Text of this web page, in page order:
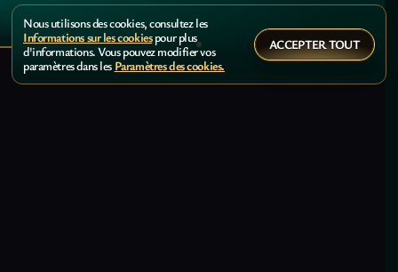
Nous utilisons des cookies, consultez les
Informations sur les cookiespour plus
d'informations. Vous pouvez modifier vos
paramètres dans les Paramètres des cookies.
ACCEPTER TOUT